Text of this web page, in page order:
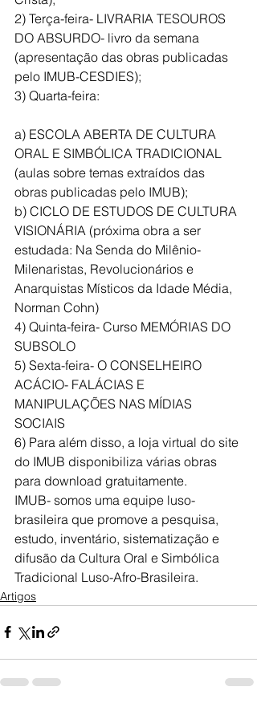
2) Terça-feira- LIVRARIA TESOUROS
DO ABSURDO- livro da semana
(apresentação das obras publicadas
pelo IMUB-CESDIES);
3) Quarta-feira:
a) ESCOLA ABERTA DE CULTURA
ORAL E SIMBÓLICA TRADICIONAL
(aulas sobre temas extraídos das
obras publicadas pelo IMUB);
b) CICLO DE ESTUDOS DE CULTURA
VISIONÁRIA (próxima obra a ser
estudada: Na Senda do Milênio-
Milenaristas, Revolucionários e
Anarquistas Místicos da Idade Média,
Norman Cohn)
4) Quinta-feira- Curso MEMÓRIAS DO
SUBSOLO
5) Sexta-feira- O CONSELHEIRO
ACÁCIO- FALÁCIAS E
MANIPULAÇÕES NAS MÍDIAS
SOCIAIS
6) Para além disso, a loja virtual do site
do IMUB disponibiliza várias obras
para download gratuitamente.
IMUB- somos uma equipe luso-
brasileira que promove a pesquisa,
estudo, inventário, sistematização e
difusão da Cultura Oral e Simbólica
Tradicional Luso-Afro-Brasileira.
Artigos